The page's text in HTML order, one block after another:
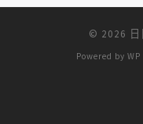
© 2026
Powered by WP